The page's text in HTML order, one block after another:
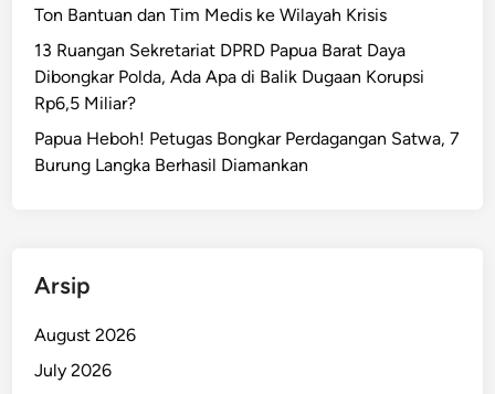
Ton Bantuan dan Tim Medis ke Wilayah Krisis
13 Ruangan Sekretariat DPRD Papua Barat Daya
Dibongkar Polda, Ada Apa di Balik Dugaan Korupsi
Rp6,5 Miliar?
Papua Heboh! Petugas Bongkar Perdagangan Satwa, 7
Burung Langka Berhasil Diamankan
Arsip
August 2026
July 2026